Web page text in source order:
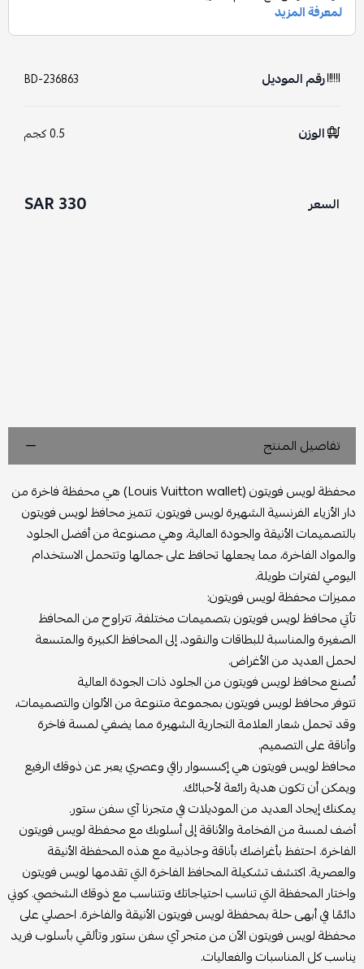
رقم الموديل BD-236863
الوزن 0.5 كجم
السعر 330 SAR
تفاصيل المنتج
محفظة لويس فويتون (Louis Vuitton wallet) هي محفظة فاخرة من
دار الأزياء الفرنسية الشهيرة لويس فويتون. تتميز محافظ لويس فويتون
بالتصميمات الأنيقة والجودة العالية، وهي مصنوعة من أفضل الجلود
والمواد الفاخرة، مما يجعلها تحافظ على جمالها وتتحمل الاستخدام
اليومي لفترات طويلة.
مميزات محفظة لويس فويتون:
تأتي محافظ لويس فويتون بتصميمات مختلفة، تتراوح من المحافظ
الصغيرة والمناسبة للبطاقات والنقود، إلى المحافظ الكبيرة والمتسعة
لحمل العديد من الأغراض.
تُصنع محافظ لويس فويتون من الجلود ذات الجودة العالية
تتوفر محافظ لويس فويتون بمجموعة متنوعة من الألوان والتصميمات،
وقد تحمل شعار العلامة التجارية الشهيرة مما يضفي لمسة فاخرة
وأناقة على التصميم.
محافظ لويس فويتون هي إكسسوار راقي وعصري يعبر عن ذوقك الرفيع
ويمكن أن تكون هدية رائعة لأحبائك.
يمكنك إيجاد العديد من الموديلات في متجرنا آي سفن ستور.
أضف لمسة من الفخامة والأناقة إلى أسلوبك مع محفظة لويس فويتون
الفاخرة. احتفظ بأغراضك بأناقة وجاذبية مع هذه المحفظة الأنيقة
والعصرية. اكتشف تشكيلة المحافظ الفاخرة التي تقدمها لويس فويتون
واختار المحفظة التي تناسب احتياجاتك وتتناسب مع ذوقك الشخصي. كوني
دائمًا في أبهى حلة بمحفظة لويس فويتون الأنيقة والفاخرة. احصلي على
محفظة لويس فويتون الآن من متجر آي سفن ستور وتألقي بأسلوب فريد
يناسب كل المناسبات والفعاليات.